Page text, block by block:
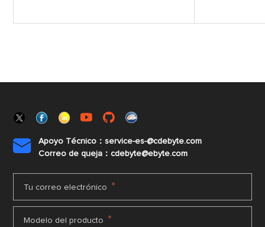

Apoyo Técnico：service-es-@cdebyte.com
Correo de queja：cdebyte@ebyte.com
Tu correo electrónico *
Modelo del producto *